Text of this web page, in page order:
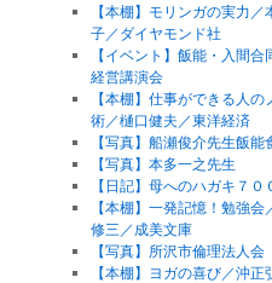
【本棚】モリンガの実力／
子／ダイヤモンド社
【イベント】飯能・入間合
経営講演会
【本棚】仕事ができる人の
術／樋口健夫／東洋経済
【写真】船瀬俊介先生飯能
【写真】本多一之先生
【日記】母へのハガキ７０
【本棚】一発記憶！勉強会
修三／成美文庫
【写真】所沢市倫理法人会
【本棚】ヨガの喜び／沖正